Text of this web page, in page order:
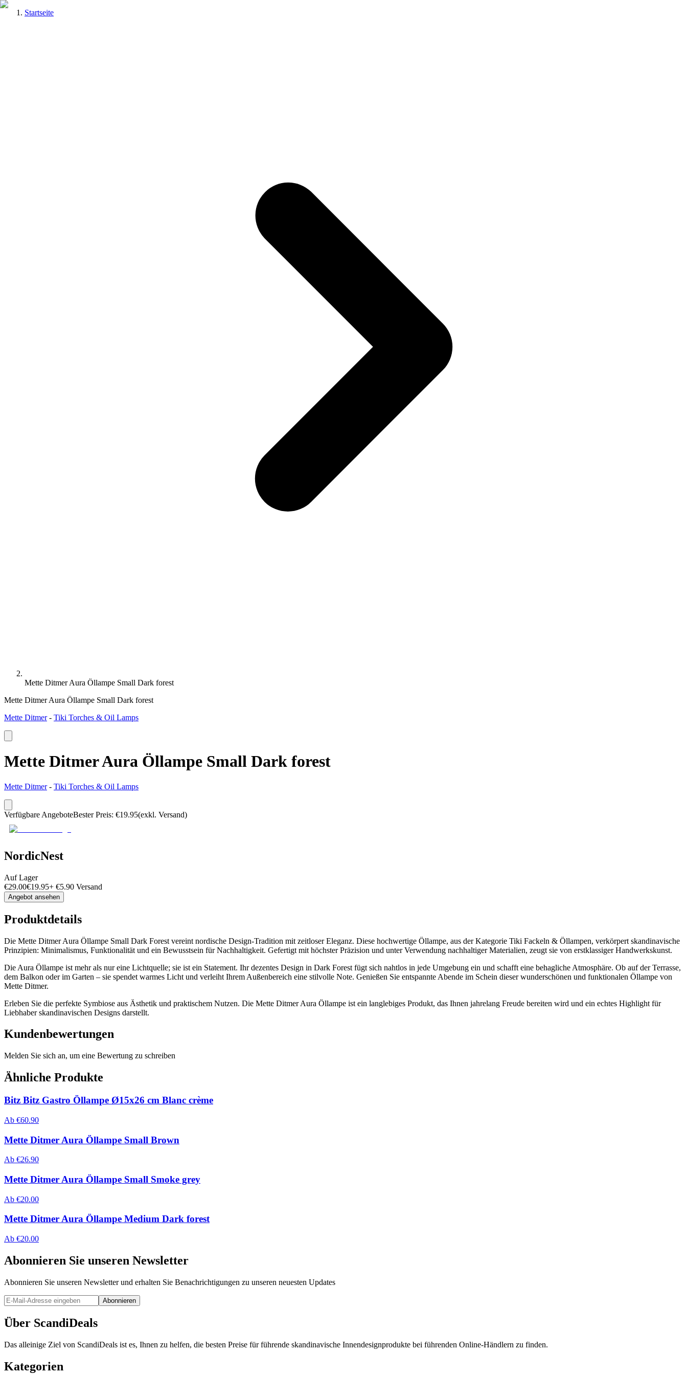
Startseite
Mette Ditmer Aura Öllampe Small Dark forest
Mette Ditmer Aura Öllampe Small Dark forest
Mette Ditmer- Tiki Torches & Oil Lamps
Mette Ditmer Aura Öllampe Small Dark forest
Mette Ditmer- Tiki Torches & Oil Lamps
Verfügbare AngeboteBester Preis: €19.95(exkl. Versand)
NordicNest
Auf Lager
€29.00€19.95+ €5.90 Versand
Angebot ansehen
Produktdetails
Die Mette Ditmer Aura Öllampe Small Dark Forest vereint nordische Design-Tradition mit zeitloser Eleganz. Diese hochwertige Öllampe, aus der Kategorie Tiki Fackeln & Öllampen, verkörpert skandinavische
Prinzipien: Minimalismus, Funktionalität und ein Bewusstsein für Nachhaltigkeit. Gefertigt mit höchster Präzision und unter Verwendung nachhaltiger Materialien, zeugt sie von erstklassiger Handwerkskunst.
Die Aura Öllampe ist mehr als nur eine Lichtquelle; sie ist ein Statement. Ihr dezentes Design in Dark Forest fügt sich nahtlos in jede Umgebung ein und schafft eine behagliche Atmosphäre. Ob auf der Terrasse,
dem Balkon oder im Garten – sie spendet warmes Licht und verleiht Ihrem Außenbereich eine stilvolle Note. Genießen Sie entspannte Abende im Schein dieser wunderschönen und funktionalen Öllampe von
Mette Ditmer.
Erleben Sie die perfekte Symbiose aus Ästhetik und praktischem Nutzen. Die Mette Ditmer Aura Öllampe ist ein langlebiges Produkt, das Ihnen jahrelang Freude bereiten wird und ein echtes Highlight für
Liebhaber skandinavischen Designs darstellt.
Kundenbewertungen
Melden Sie sich an, um eine Bewertung zu schreiben
Ähnliche Produkte
Bitz Bitz Gastro Öllampe Ø15x26 cm Blanc crème
Ab €60.90
Mette Ditmer Aura Öllampe Small Brown
Ab €26.90
Mette Ditmer Aura Öllampe Small Smoke grey
Ab €20.00
Mette Ditmer Aura Öllampe Medium Dark forest
Ab €20.00
Abonnieren Sie unseren Newsletter
Abonnieren Sie unseren Newsletter und erhalten Sie Benachrichtigungen zu unseren neuesten Updates
Abonnieren
Über ScandiDeals
Das alleinige Ziel von ScandiDeals ist es, Ihnen zu helfen, die besten Preise für führende skandinavische Innendesignprodukte bei führenden Online-Händlern zu finden.
Kategorien